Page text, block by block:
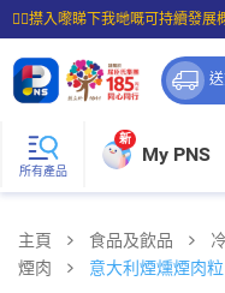
☝🏼㩒入嚟睇下我哋嘅可持續發展
⭐購物滿$399即享免費送貨；滿
所有產品
新
My PNS
主頁 食品及飲品
煙肉
意大利煙燻煙肉